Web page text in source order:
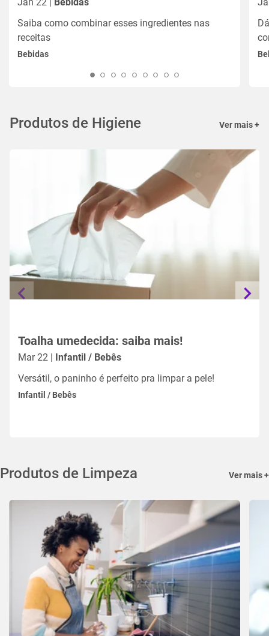
Saiba como combinar esses ingredientes nas
receitas
Bebidas
Produtos de Higiene Ver mais +
Toalha umedecida: saiba mais!
Mar 22 | Infantil / Bebês
Versátil, o paninho é perfeito pra limpar a pele!
Infantil / Bebês
Produtos de Limpeza Ver mais +